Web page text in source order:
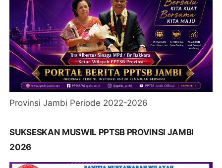
Provinsi Jambi Periode 2022-2026
SUKSESKAN MUSWIL PPTSB PROVINSI JAMBI
2026